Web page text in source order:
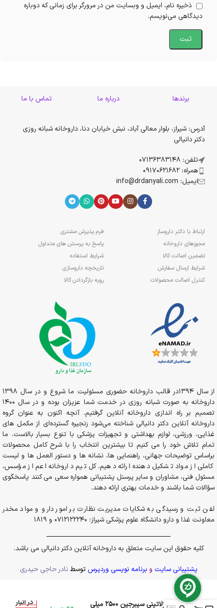
ذخیره نام، ایمیل و وبسایت من در مرورگر برای زمانی که دوباره
دیدگاهی می‌نویسم.
برندها درباره ما تماس با ما
آدرس: شیراز، بلوار معالی آباد، نبش خیابان دنا، داروخانه شبانه روزی
دکتر دانیالی
تلفن: 07136383148
همراه: 09170621682
ایمیل: info@drdanyali.com
ارتباط با دکتر داروساز
مجوزهای داروخانه
تضمین اصالت کالا
شرایط ارسال سفارش
کنترل اصالت محصولات
فرم پذیرش مشتری
پاسخ به پرسش های متداول
شرایط استفاده
تاریخچه داروسازی
رویه بازگردادن کالا
از سال 1394در قالب داروخانه حضوری مسئولیت ما شروع و در سال 1398
داروخانه به صورت شبانه روزی در خدمت شما عزیزان بوده و در سال 1400
تصمیم بر راه اندازی داروخانه آنلاین گرفتیم. آنچه اکنون به عنوان گروه
داروخانه آنلاین دکتر دانیالی شناخته می‌شود زنجیره گسترده‌ای از مکمل های
غذایی، ورزشی، لوازم بهداشتی و تجهیزات پزشکی با تنوع بسیار بالاست. ما
تمام تلاش خود را می کنیم تا بیشترین انتخاب را با شرح کامل محصولات
براساس توضیحات جهانی، راهنمایی ها، نشانه ها و دستور العمل ها و لیست
کاملی از مواد تشکیل دهنده ارائه دهیم. کل تیم داروخانه اعم از مؤسس،
مسئول فنی، مشاوران و سایر پرسنل پشتیبانی همواره سعی می کنند پاسخگوی
سؤالات شما باشند و خدمات بهتری ارائه دهند.
لفن ثبت و رسیدگی به شکایات مدیریت نظارت بر امور دارو و مواد مخدر
معاونت غذا و دارو دانشگاه علوم پزشکی شیراز: 0712122240 و 1819
کلیه حقوق این سایت متعلق به داروخانه آنلاین دکتر دانیالی می باشد.
پشتیبانی سایت و برنامه نویسی وردپرس توسط نادر حاجی حیدری
کپسول ژلاتینی سیبرجین 2500 میلی در انبار